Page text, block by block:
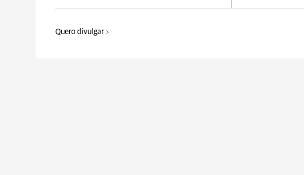
Quero divulgar